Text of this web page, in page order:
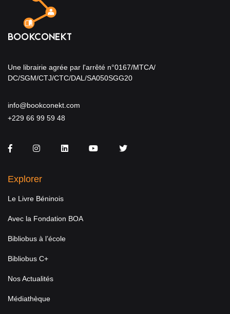
Une librairie agrée par l'arrêté n°0167/MTCA/
DC/SGM/CTJ/CTC/DAL/SA050SGG20
info@bookconekt.com
+229 66 99 59 48
FacebookInstagramLinkedInYou TubeTwitter
Explorer
Le Livre Béninois
Avec la Fondation BOA
Bibliobus à l’école
Bibliobus C+
Nos Actualités
Médiathèque